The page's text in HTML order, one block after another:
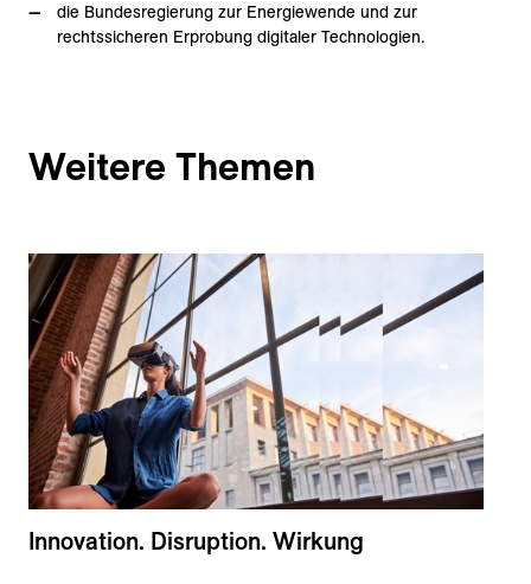
die Bundesregierung zur Energiewende und zur
rechtssicheren Erprobung digitaler Technologien.
Weitere Themen
Innovation. Disruption. Wirkung